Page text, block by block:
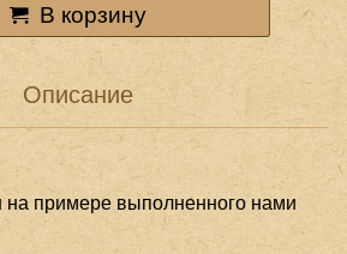
В корзину
Описание
на примере выполненного нами